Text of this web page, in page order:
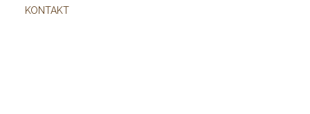
KONTAKT